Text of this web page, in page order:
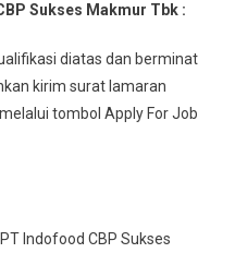
Sukses Makmur Tbk :
diatas dan berminat
kirim surat lamaran
tombol Apply For Job
Indofood CBP Sukses